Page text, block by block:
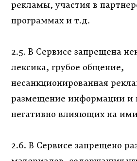
рекламы, участия в
программах и т.д.
2.5. В Сервисе запрещена
лексика, грубое общение,
несанкционированная
размещение информации и
негативно влияющих на
2.6. В Сервисе запрещено